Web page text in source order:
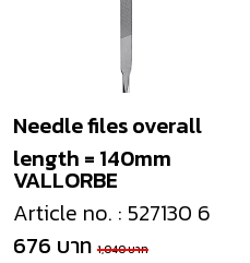
VALLORBE
Needle files overall
length = 140mm
Article no. : 527130 6
676 บาท 1,040 บาท